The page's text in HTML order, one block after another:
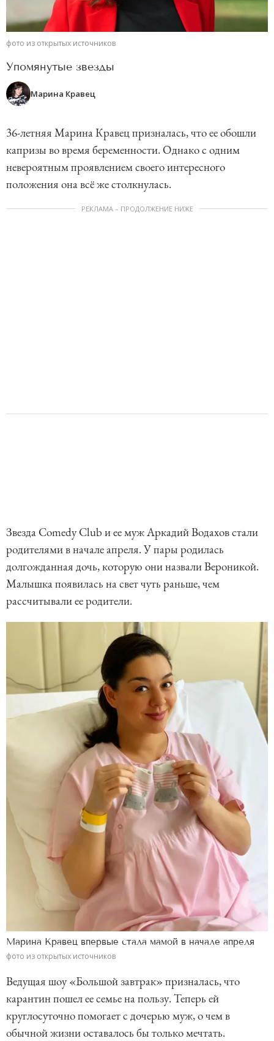
фото из открытых источников
Упомянутые звезды
Марина Кравец
36-летняя Марина Кравец призналась, что ее обошли
капризы во время беременности. Однако с одним
невероятным проявлением своего интересного
положения она всё же столкнулась.
РЕКЛАМА – ПРОДОЛЖЕНИЕ НИЖЕ
Звезда Comedy Club и ее муж Аркадий Водахов стали
родителями в начале апреля. У пары родилась
долгожданная дочь, которую они назвали Вероникой.
Малышка появилась на свет чуть раньше, чем
рассчитывали ее родители.
Марина Кравец впервые стала мамой в начале апреля
фото из открытых источников
Ведущая шоу «Большой завтрак» призналась, что
карантин пошел ее семье на пользу. Теперь ей
круглосуточно помогает с дочерью муж, о чем в
обычной жизни оставалось бы только мечтать.